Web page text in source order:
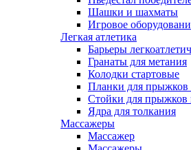
Шашки и шахматы
Игровое
Легкая атлетика
Барьеры
Гранаты для метания
Колодки стартовые
Планки для прыжков
Стойки для прыжков
Ядра для толкания
Массажеры
Массажер